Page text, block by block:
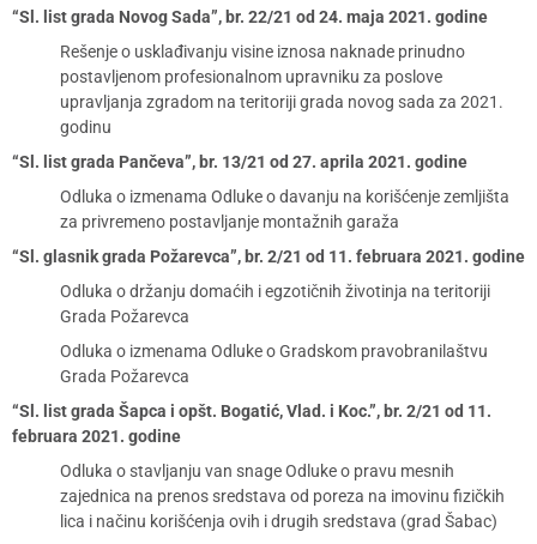
“Sl. list grada Novog Sada”, br. 22/21 od 24. maja 2021. godine
Rešenje o usklađivanju visine iznosa naknade prinudno
postavljenom profesionalnom upravniku za poslove
upravljanja zgradom na teritoriji grada novog sada za 2021.
godinu
“Sl. list grada Pančeva”, br. 13/21 od 27. aprila 2021. godine
Odluka o izmenama Odluke o davanju na korišćenje zemljišta
za privremeno postavljanje montažnih garaža
“Sl. glasnik grada Požarevca”, br. 2/21 od 11. februara 2021. godine
Odluka o držanju domaćih i egzotičnih životinja na teritoriji
Grada Požarevca
Odluka o izmenama Odluke o Gradskom pravobranilaštvu
Grada Požarevca
“Sl. list grada Šapca i opšt. Bogatić, Vlad. i Koc.”, br. 2/21 od 11.
februara 2021. godine
Odluka o stavljanju van snage Odluke o pravu mesnih
zajednica na prenos sredstava od poreza na imovinu fizičkih
lica i načinu korišćenja ovih i drugih sredstava (grad Šabac)